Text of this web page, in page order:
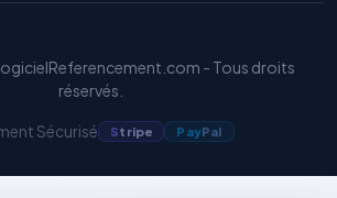
- Tous droits
réservés.
Sécurisé Stripe PayPal